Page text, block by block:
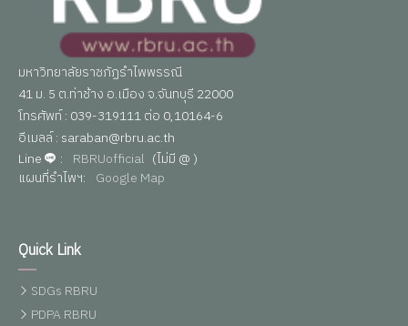
มหาวิทยาลัยราชภัฏรำไพพรรณี
41 ม. 5 ต.ท่าช้าง อ.เมือง จ.จันทบุรี 22000
โทรศัพท์ : 039-319111 ต่อ 0,10164-6
อีเมลล์ : saraban@rbru.ac.th
Line
: RBRUofficial (ไม่มี @ )
แผนที่รำไพฯ: Google Map
Quick Link
SDGs RBRU
PDPA RBRU